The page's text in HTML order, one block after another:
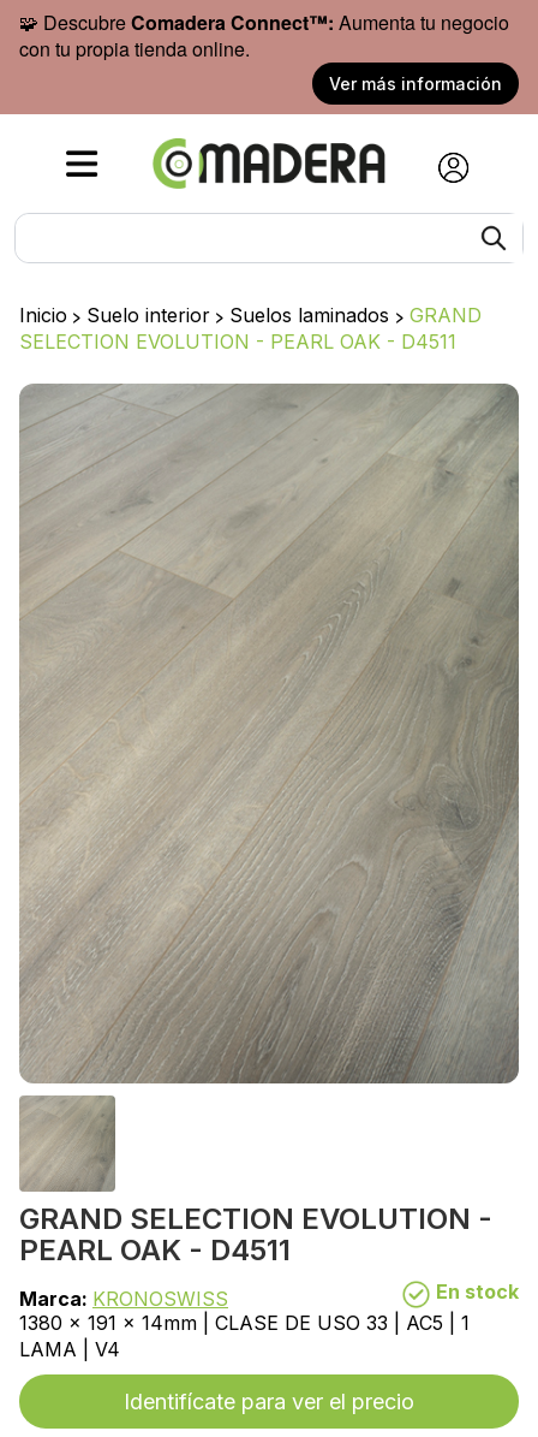
🧩 DescubreComadera Connect™: Aumenta tu negocio
con tu propia tienda online.
Ver más información
Inicio > Suelo interior > Suelos laminados > GRAND
SELECTION EVOLUTION - PEARL OAK - D4511
GRAND SELECTION EVOLUTION -
PEARL OAK - D4511
Marca: KRONOSWISS
En stock
1380 x 191 x 14mm | CLASE DE USO 33 | AC5 | 1
LAMA | V4
Identifícate para ver el precio